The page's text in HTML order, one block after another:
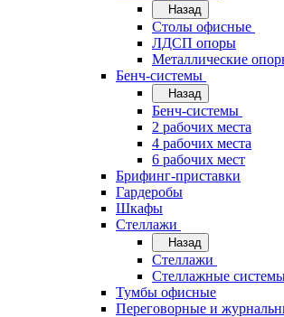
Назад
Cтолы офисные
ЛДСП опоры
Металлические
Бенч-системы
Назад
Бенч-системы
2 рабочих места
4 рабочих места
6 рабочих мест
Брифинг-приставки
Гардеробы
Шкафы
Стеллажи
Назад
Стеллажи
Стеллажные
Тумбы офисные
Переговорные и